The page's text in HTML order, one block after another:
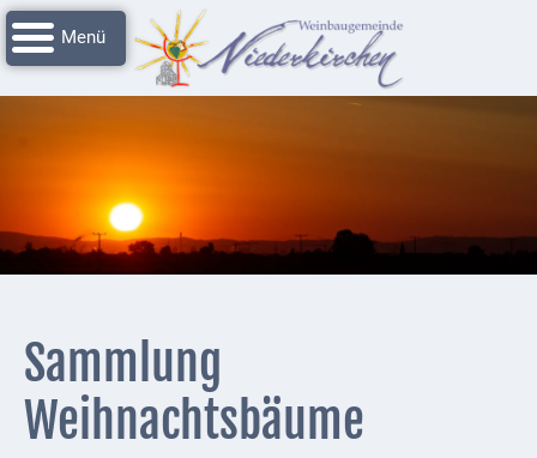
Navigation
überspringen
Startseite
Grussworte
Niederkirchen
Impressionen
Nachrichtenarchiv
Verbandsgemeinde
Deidesheim
Sammlung
Weihnachtsbäume